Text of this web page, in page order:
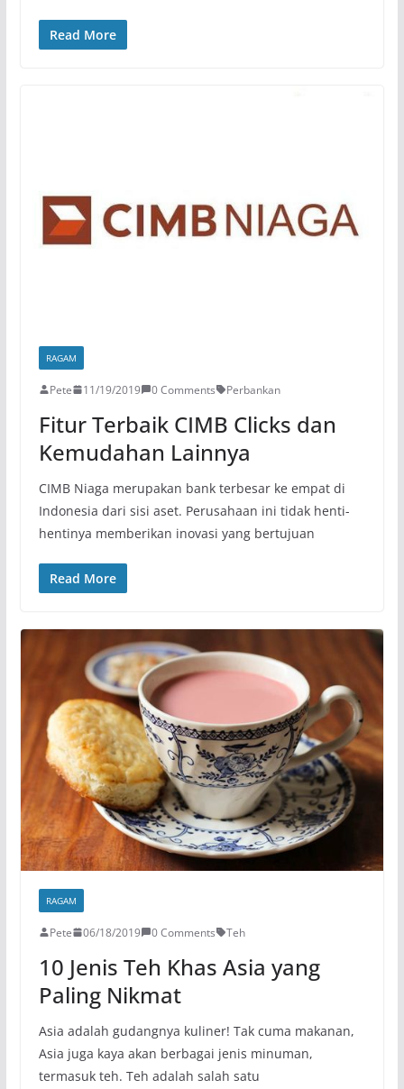
Read More
RAGAM
Pete 11/19/2019 0 Comments Perbankan
Fitur Terbaik CIMB Clicks dan
Kemudahan Lainnya
CIMB Niaga merupakan bank terbesar ke empat di
Indonesia dari sisi aset. Perusahaan ini tidak henti-
hentinya memberikan inovasi yang bertujuan
Read More
RAGAM
Pete 06/18/2019 0 Comments Teh
10 Jenis Teh Khas Asia yang
Paling Nikmat
Asia adalah gudangnya kuliner! Tak cuma makanan,
Asia juga kaya akan berbagai jenis minuman,
termasuk teh. Teh adalah salah satu